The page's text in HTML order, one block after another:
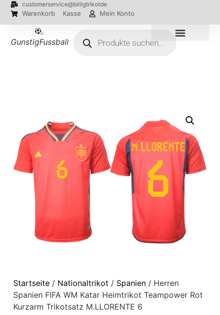
customerservice@billigtrikotde
Warenkorb Kasse Mein Konto
GunstigFussballTrikot
Startseite/ Nationaltrikot / Spanien/ Herren
Spanien FIFA WM Katar Heimtrikot Teampower Rot
Kurzarm Trikotsatz M.LLORENTE 6